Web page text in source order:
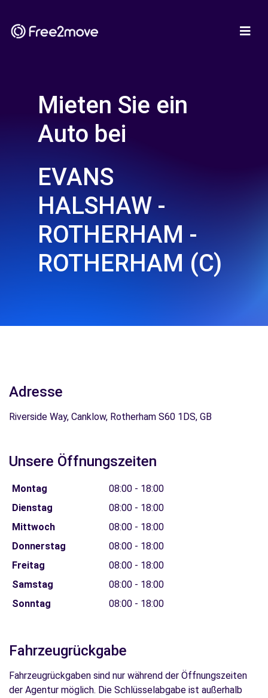
Mieten Sie ein
Auto bei
EVANS
HALSHAW -
ROTHERHAM -
ROTHERHAM (C)
Adresse
Riverside Way, Canklow, Rotherham S60 1DS, GB
Unsere Öffnungszeiten
Montag
08:00 - 18:00
Dienstag
08:00 - 18:00
Mittwoch
08:00 - 18:00
Donnerstag
08:00 - 18:00
Freitag
08:00 - 18:00
Samstag
08:00 - 18:00
Sonntag
08:00 - 18:00
Fahrzeugrückgabe
Fahrzeugrückgaben sind nur während der Öffnungszeiten
der Agentur möglich. Die Schlüsselabgabe ist außerhalb